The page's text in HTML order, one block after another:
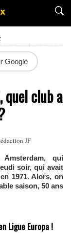
Google
quel club a
JF
qui
soir, qui avait
1971. Alors, on
saison, 50 ans
Ligue Europa !